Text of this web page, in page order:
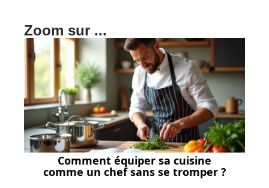
Zoom sur ...
Comment équiper sa cuisine
comme un chef sans se tromper ?